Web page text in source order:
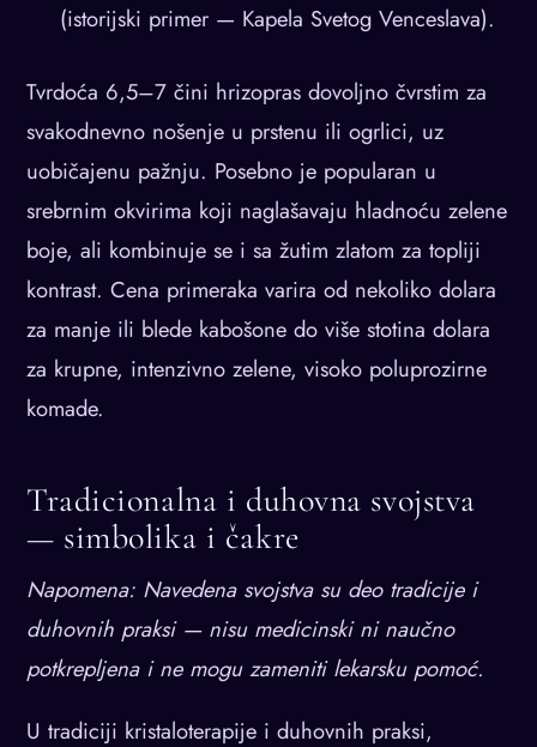
(istorijski primer — Kapela Svetog Venceslava).
Tvrdoća 6,5–7 čini hrizopras dovoljno čvrstim za
svakodnevno nošenje u prstenu ili ogrlici, uz
uobičajenu pažnju. Posebno je popularan u
srebrnim okvirima koji naglašavaju hladnoću zelene
boje, ali kombinuje se i sa žutim zlatom za topliji
kontrast. Cena primeraka varira od nekoliko dolara
za manje ili blede kabošone do više stotina dolara
za krupne, intenzivno zelene, visoko poluprozirne
komade.
Tradicionalna i duhovna svojstva
— simbolika i čakre
Napomena: Navedena svojstva su deo tradicije i
duhovnih praksi — nisu medicinski ni naučno
potkrepljena i ne mogu zameniti lekarsku pomoć.
U tradiciji kristaloterapije i duhovnih praksi,